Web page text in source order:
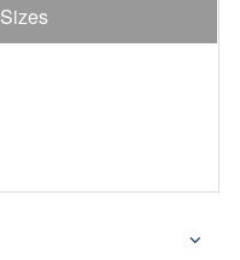
Sizes